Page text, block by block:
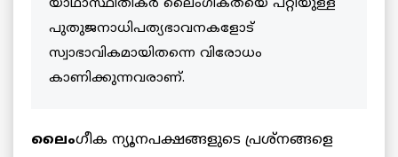
യാഥാസ്ഥിതികര്‍ ലൈംഗികതയെ പറ്റിയുള്ള
പുതുജനാധിപത്യഭാവനകളോട്
സ്വാഭാവികമായിതന്നെ വിരോധം
കാണിക്കുന്നവരാണ്.
ലൈംഗീക ന്യൂനപക്ഷങ്ങളുടെ പ്രശ്‌നങ്ങളെ